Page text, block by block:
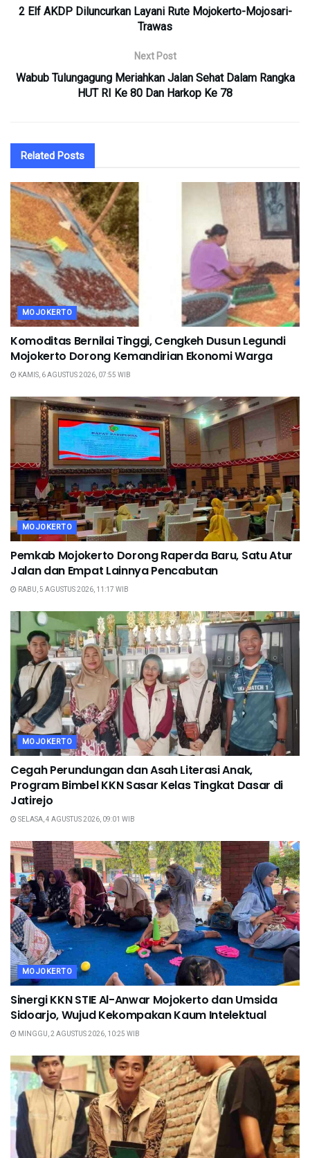
2 Elf AKDP Diluncurkan Layani Rute Mojokerto-Mojosari-
Trawas
Next Post
Wabub Tulungagung Meriahkan Jalan Sehat Dalam Rangka
HUT RI Ke 80 Dan Harkop Ke 78
Related Posts
MOJOKERTO
Komoditas Bernilai Tinggi, Cengkeh Dusun Legundi
Mojokerto Dorong Kemandirian Ekonomi Warga
KAMIS, 6 AGUSTUS 2026, 07:55 WIB
MOJOKERTO
Pemkab Mojokerto Dorong Raperda Baru, Satu Atur
Jalan dan Empat Lainnya Pencabutan
RABU, 5 AGUSTUS 2026, 11:17 WIB
MOJOKERTO
Cegah Perundungan dan Asah Literasi Anak,
Program Bimbel KKN Sasar Kelas Tingkat Dasar di
Jatirejo
SELASA, 4 AGUSTUS 2026, 09:01 WIB
MOJOKERTO
Sinergi KKN STIE Al-Anwar Mojokerto dan Umsida
Sidoarjo, Wujud Kekompakan Kaum Intelektual
MINGGU, 2 AGUSTUS 2026, 10:25 WIB